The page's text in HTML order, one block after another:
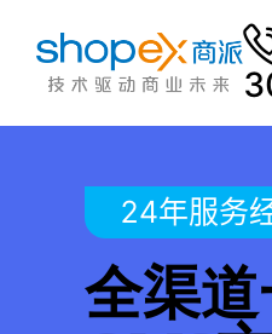
24年服务
全渠